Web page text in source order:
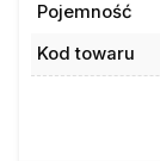
Pojemność
Kod towaru